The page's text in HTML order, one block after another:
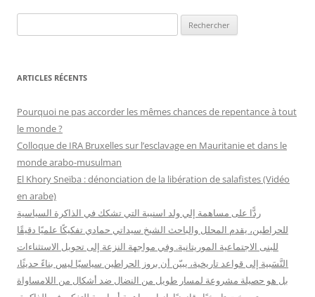
e
h
r
c
h
r
ARTICLES RÉCENTS
Pourquoi ne pas accorder les mêmes chances de repentance à tout
le monde ?
Colloque de IRA Bruxelles sur l’esclavage en Mauritanie et dans le
monde arabo-musulman
El Khory Sneïba : dénonciation de la libération de salafistes (Vidéo
en arabe)
ردًّا على مساهمة إلي ولد اسنيبة التي تشكك في الذاكرة السياسية
للحراطين، يقدم المحلل والباحث الشيخ سيداتي حمادي تفكيكًا علميًا دقيقًا
للبنى الاجتماعية الموريتانية. وفي مواجهة النزعة إلى تحويل الاستثناءات
النَّسَبية إلى قواعد تاريخية، يبيّن أن بروز الحراطين سياسيًا ليس بناءً حديثًا،
بل هو حصيلة مشروعة لمسار طويل من النضال ضد أشكال من اللامساواة